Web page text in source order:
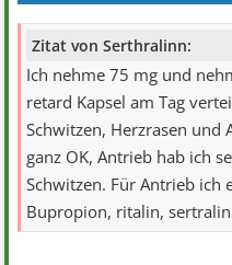
Zitat von Serthralinn:
Ich nehme 75 mg und
retard Kapsel am Tag
Schwitzen, Herzrasen und
ganz OK, Antrieb hab ich
Schwitzen. Für Antrieb ich
Bupropion, ritalin, sertralin